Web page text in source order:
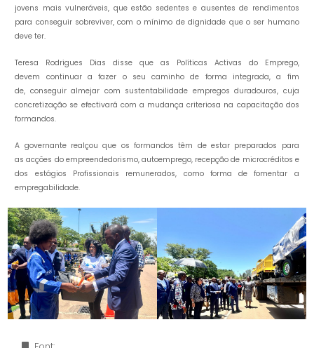
jovens mais vulneráveis, que estão sedentes e ausentes de rendimentos
para conseguir sobreviver, com o mínimo de dignidade que o ser humano
deve ter.
Teresa Rodrigues Dias disse que as Políticas Activas do Emprego,
devem continuar a fazer o seu caminho de forma integrada, a fim
de, conseguir almejar com sustentabilidade empregos duradouros, cuja
concretização se efectivará com a mudança criteriosa na capacitação dos
formandos.
A governante realçou que os formandos têm de estar preparados para
as acções do empreendedorismo, autoemprego, recepção de microcréditos e
dos estágios Profissionais remunerados, como forma de fomentar a
empregabilidade.